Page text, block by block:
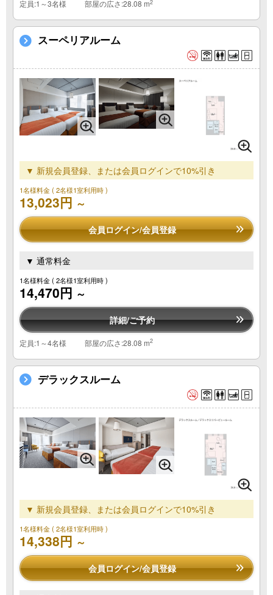
定員:1～3名様 部屋の広さ:28.08 m2
スーペリアルーム
▼ 新規会員登録、または会員ログインで10%引き
1名様料金( 2名様1室利用時 )
13,023円 ～
会員ログイン/会員登録
▼ 通常料金
1名様料金( 2名様1室利用時 )
14,470円 ～
詳細/ご予約
定員:1～4名様 部屋の広さ:28.08 m2
デラックスルーム
▼ 新規会員登録、または会員ログインで10%引き
1名様料金( 2名様1室利用時 )
14,338円 ～
会員ログイン/会員登録